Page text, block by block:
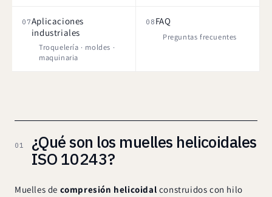
07Aplicaciones
industriales
Troquelería · moldes ·
maquinaria
08 FAQ
Preguntas frecuentes
01
¿Qué son los muelles helicoidales
ISO 10243?
Muelles de compresión helicoidal construidos con hilo